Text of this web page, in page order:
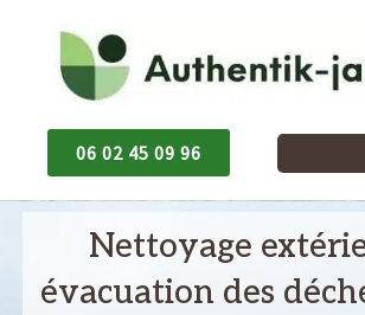
contenu
06 02 45 09 96
Nettoyage
évacuation des